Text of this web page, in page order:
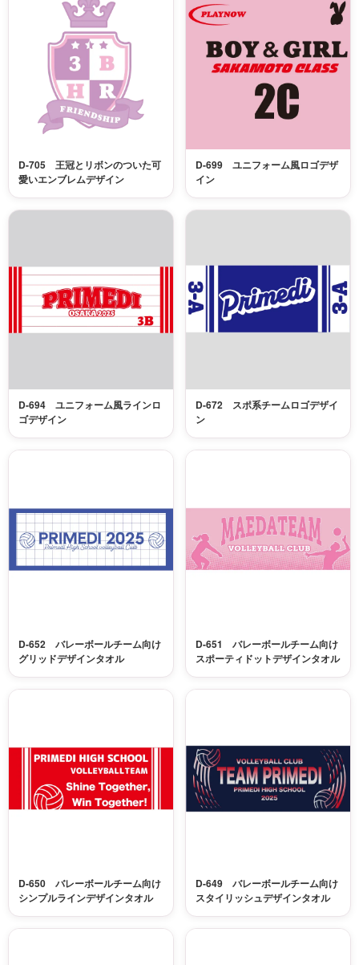
D-705 王冠とリボンのついた可
愛いエンブレムデザイン
D-699 ユニフォーム風ロゴデザ
イン
D-694 ユニフォーム風ラインロ
ゴデザイン
D-672 スポ系チームロゴデザイ
ン
D-652 バレーボールチーム向け
グリッドデザインタオル
D-651 バレーボールチーム向け
スポーティドットデザインタオル
D-650 バレーボールチーム向け
シンプルラインデザインタオル
D-649 バレーボールチーム向け
スタイリッシュデザインタオル